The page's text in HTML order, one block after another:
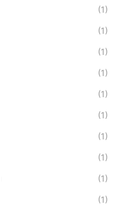
(1)
(1)
(1)
(1)
(1)
(1)
(1)
(1)
(1)
(1)